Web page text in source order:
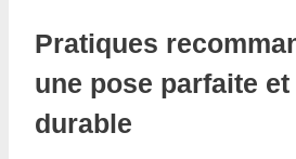
Pratiques
une pose parfaite
durable